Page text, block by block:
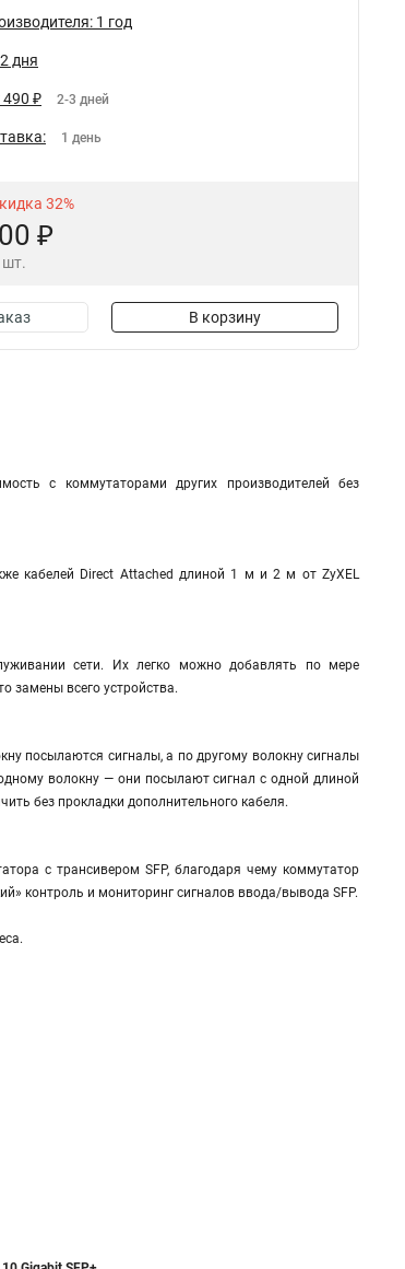
1 год
дня
490 ₽ 2-3 дней
1 день
32%
₽
шт.
В корзину
с коммутаторами других производителей без
кабелей Direct Attached длиной 1 м и 2 м от ZyXEL
сети. Их легко можно добавлять по мере
замены всего устройства.
посылаются сигналы, а по другому волокну сигналы
волокну — они посылают сигнал с одной длиной
без прокладки дополнительного кабеля.
с трансивером SFP, благодаря чему коммутатор
контроль и мониторинг сигналов ввода/вывода SFP.